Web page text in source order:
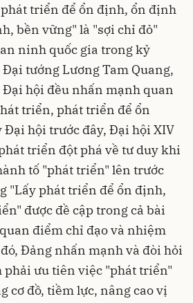
phát triển để ổn định, ổn định
bền vững" là "sợi chỉ đỏ"
ninh quốc gia trong kỷ
tướng Lương Tam Quang,
hội đều nhấn mạnh quan
triển, phát triển để ổn
Đại hội trước đây, Đại hội XIV
triển đột phá về tư duy khi
tố "phát triển" lên trước
"Lấy phát triển để ổn định,
được đề cập trong cả bài
điểm chỉ đạo và nhiệm
Đảng nhấn mạnh và đòi hỏi
phải ưu tiên việc "phát triển"
cơ đồ, tiềm lực, nâng cao vị